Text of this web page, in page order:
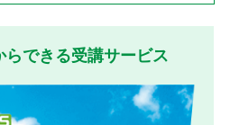
できる受講サービス